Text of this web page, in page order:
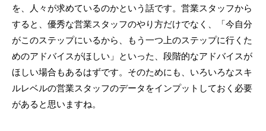
を、人々が求めているのかという話です。営業スタッフから
すると、優秀な営業スタッフのやり方だけでなく、「今自分
がこのステップにいるから、もう一つ上のステップに行くた
めのアドバイスがほしい」といった、段階的なアドバイスが
ほしい場合もあるはずです。そのためにも、いろいろなスキ
ルレベルの営業スタッフのデータをインプットしておく必要
があると思いますね。